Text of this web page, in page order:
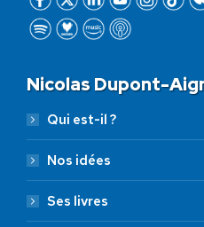
Nicolas Dupont-
Qui est-il ?
Nos idées
Ses livres